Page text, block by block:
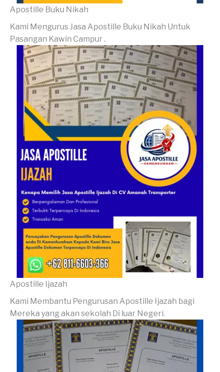
Apostille Buku Nikah
Kami Mengurus Jasa Apostille Buku Nikah Untuk
Pasangan Kawin Campur .
Apostille Ijazah
Kami Membantu Pengurusan Apostille Ijazah bagi
Mereka yang akan sekolah Di luar Negeri.